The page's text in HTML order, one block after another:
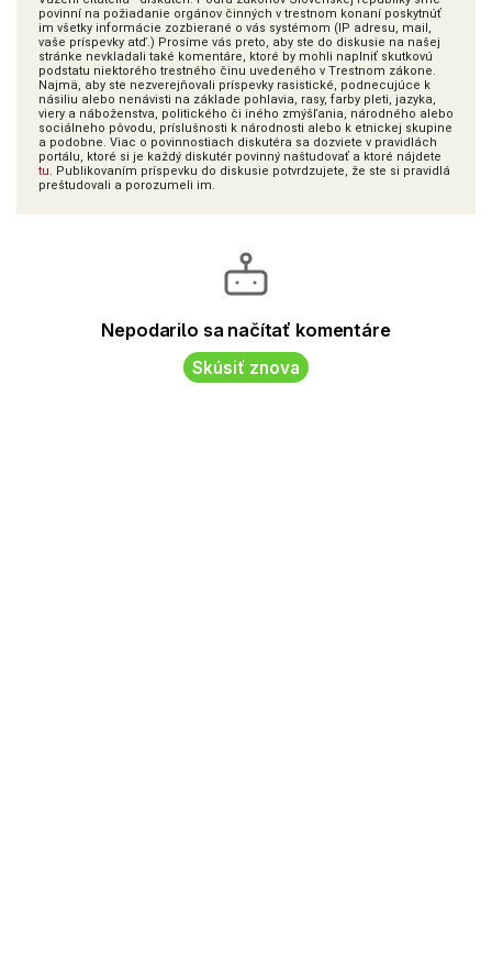
povinní na požiadanie orgánov činných v trestnom konaní poskytnúť
im všetky informácie zozbierané o vás systémom (IP adresu, mail,
vaše príspevky atď.) Prosíme vás preto, aby ste do diskusie na našej
stránke nevkladali také komentáre, ktoré by mohli naplniť skutkovú
podstatu niektorého trestného činu uvedeného v Trestnom zákone.
Najmä, aby ste nezverejňovali príspevky rasistické, podnecujúce k
násiliu alebo nenávisti na základe pohlavia, rasy, farby pleti, jazyka,
viery a náboženstva, politického či iného zmýšľania, národného alebo
sociálneho pôvodu, príslušnosti k národnosti alebo k etnickej skupine
a podobne. Viac o povinnostiach diskutéra sa dozviete v pravidlách
portálu, ktoré si je každý diskutér povinný naštudovať a ktoré nájdete
tu. Publikovaním príspevku do diskusie potvrdzujete, že ste si pravidlá
preštudovali a porozumeli im.